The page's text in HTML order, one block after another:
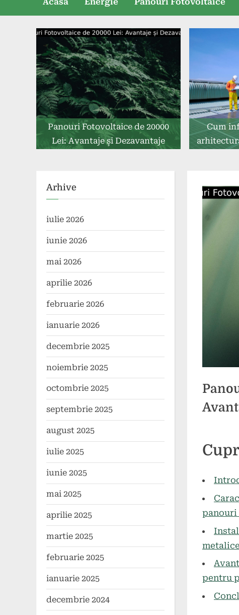
Panouri Fotovoltaice de 20000
Lei: Avantaje și Dezavantaje
Cum
on
mai
metalice
pentru
Arhive
iulie 2026
iunie 2026
mai 2026
aprilie 2026
februarie 2026
ianuarie 2026
decembrie 2025
noiembrie 2025
octombrie 2025
septembrie 2025
august 2025
iulie 2025
iunie 2025
mai 2025
aprilie 2025
martie 2025
februarie 2025
ianuarie 2025
decembrie 2024